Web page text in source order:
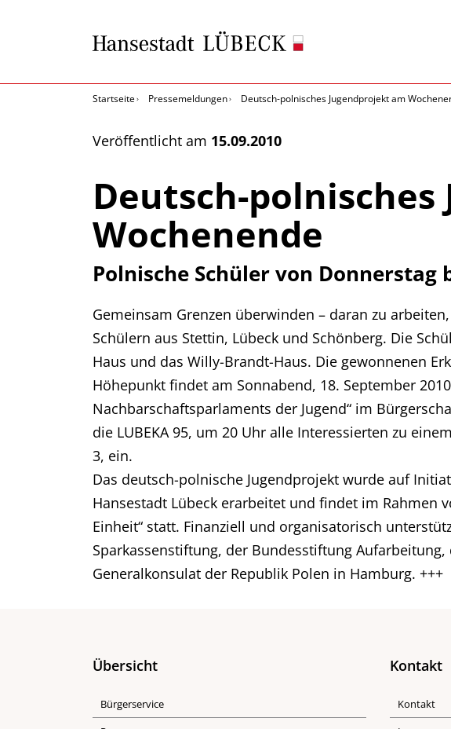
Startseite Pressemeldungen Deutsch-polnisches Jugendprojekt am
Veröffentlicht am 15.09.2010
Deutsch-
Wochenende
Polnische Schüler von Donnerstag
Gemeinsam Grenzen überwinden – daran zu
Schülern aus Stettin, Lübeck und Schönberg. Die
Haus und das Willy-Brandt-Haus. Die gewonnenen
Höhepunkt findet am Sonnabend, 18. September
Nachbarschaftsparlaments der Jugend“ im
die LUBEKA 95, um 20 Uhr alle Interessierten zu
3, ein.
Das deutsch-polnische Jugendprojekt wurde auf
Hansestadt Lübeck erarbeitet und findet im Rahmen
Einheit“ statt. Finanziell und organisatorisch
Sparkassenstiftung, der Bundesstiftung
Generalkonsulat der Republik Polen in Hamburg. +++
Übersicht
Bürgerservice
Kontakt
Kontakt